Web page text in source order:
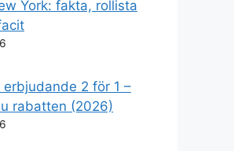
York: fakta, rollista
erbjudande 2 för 1 –
rabatten (2026)